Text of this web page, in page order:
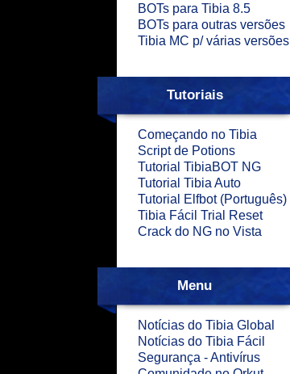
BOTs para Tibia 8.5
BOTs para outras versões
Tibia MC p/ várias versões
Tutoriais
Começando no Tibia
Script de Potions
Tutorial TibiaBOT NG
Tutorial Tibia Auto
Tutorial Elfbot (Português)
Tibia Fácil Trial Reset
Crack do NG no Vista
Menu
Notícias do Tibia Global
Notícias do Tibia Fácil
Segurança - Antivírus